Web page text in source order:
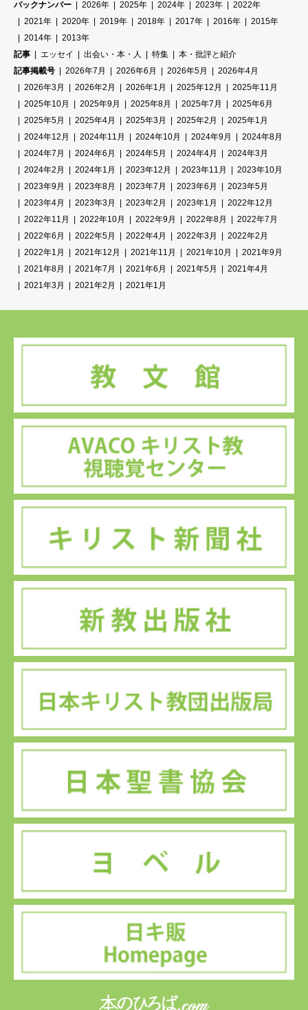
バックナンバー 2026年 2025年 2024年 2023年
2022年
2021年
2020年 2019年 2018年 2017年 2016年
2015年
2014年
2013年
記事
エッセイ 出会い・本・人 特集
本・批評と紹介
記事掲載号
2026年7月 2026年6月 2026年5月
2026年4月
2026年3月
2026年2月 2026年1月 2025年12月
2025年11月
2025年10月
2025年9月 2025年8月 2025年7月
2025年6月
2025年5月
2025年4月 2025年3月 2025年2月
2025年1月
2024年12月
2024年11月 2024年10月 2024年9月
2024年8月
2024年7月
2024年6月 2024年5月 2024年4月
2024年3月
2024年2月
2024年1月 2023年12月 2023年11月
2023年10月
2023年9月
2023年8月 2023年7月 2023年6月
2023年5月
2023年4月
2023年3月 2023年2月 2023年1月
2022年12月
2022年11月
2022年10月 2022年9月 2022年8月
2022年7月
2022年6月
2022年5月 2022年4月 2022年3月
2022年2月
2022年1月
2021年12月 2021年11月 2021年10月
2021年9月
2021年8月
2021年7月 2021年6月 2021年5月
2021年4月
2021年3月
2021年2月 2021年1月